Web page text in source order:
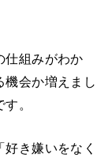
仕組みがわか
機会か増えまし
。
き嫌いをなく